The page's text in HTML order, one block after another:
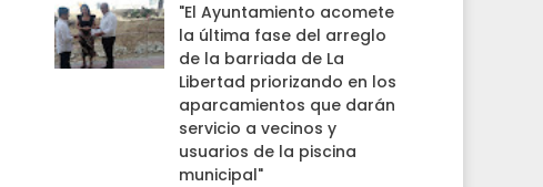
"El Ayuntamiento acomete
la última fase del arreglo
de la barriada de La
Libertad priorizando en los
aparcamientos que darán
servicio a vecinos y
usuarios de la piscina
municipal"